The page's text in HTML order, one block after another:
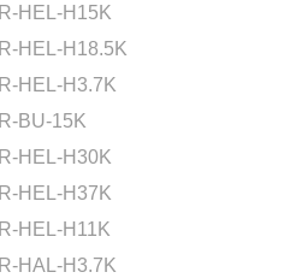
HEL-H15K
HEL-H18.5K
HEL-H3.7K
BU-15K
HEL-H30K
HEL-H37K
HEL-H11K
HAL-H3.7K